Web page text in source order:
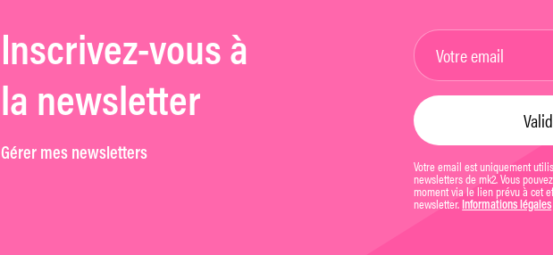
Inscrivez-vous à
la newsletter
Gérer mes newsletters
Votre email est uniquement
newsletters de mk2. Vous
moment via le lien prévu à cet
newsletter. Informations légales